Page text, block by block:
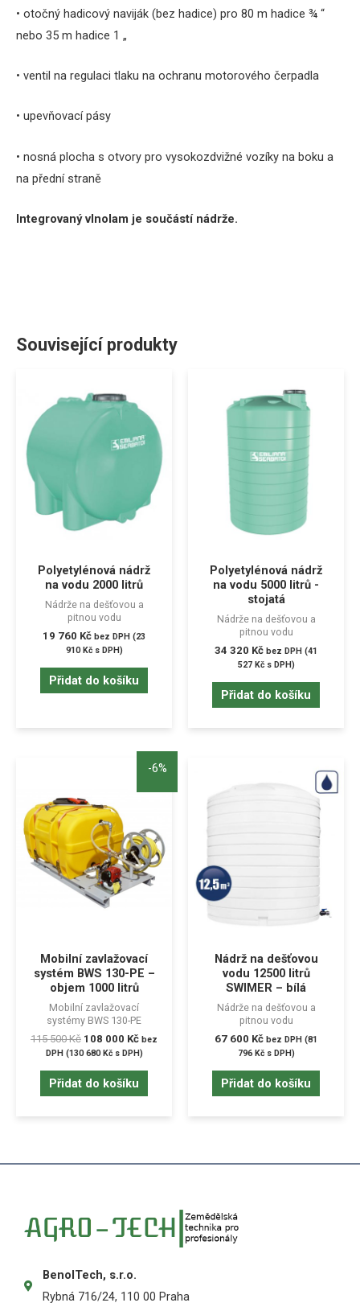
• otočný hadicový naviják (bez hadice) pro 80 m hadice ¾ “
nebo 35 m hadice 1 „
• ventil na regulaci tlaku na ochranu motorového čerpadla
• upevňovací pásy
• nosná plocha s otvory pro vysokozdvižné vozíky na boku a
na přední straně
Integrovaný vlnolam je součástí nádrže.
Související produkty
Polyetylénová nádrž
na vodu 2000 litrů
Nádrže na dešťovou a
pitnou vodu
19 760 Kč bez DPH (23
910Kčs DPH)
Přidat do košíku
Polyetylénová nádrž
na vodu 5000 litrů -
stojatá
Nádrže na dešťovou a
pitnou vodu
34 320 Kč bez DPH (41
527 Kčs DPH)
Přidat do košíku
-6%
Mobilní zavlažovací
systém BWS 130-PE –
objem 1000 litrů
Mobilní zavlažovací
systémy BWS 130-PE
115 500Kč 108 000 Kč bez
DPH (130 680Kčs DPH)
Přidat do košíku
Nádrž na dešťovou
vodu 12500 litrů
SWIMER – bílá
Nádrže na dešťovou a
pitnou vodu
67 600 Kč bez DPH (81
796 Kčs DPH)
Přidat do košíku
BenolTech, s.r.o.
Rybná 716/24, 110 00 Praha